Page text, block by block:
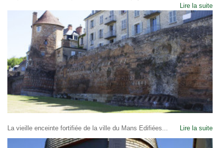
Lire la suite
La vieille enceinte fortifiée de la ville du Mans Edifiées... Lire la suite